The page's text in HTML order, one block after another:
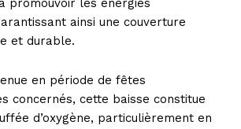
promouvoir les énergies
ainsi une couverture
et durable.
en période de fêtes
concernés, cette baisse constitue
d’oxygène, particulièrement en